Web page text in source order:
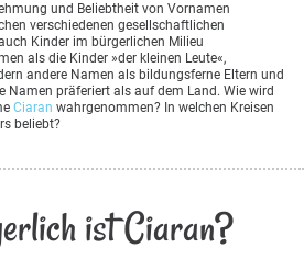
und Beliebtheit von Vornamen
verschiedenen gesellschaftlichen
Kinder im bürgerlichen Milieu
als die Kinder »der kleinen Leute«,
andere Namen als bildungsferne Eltern und
Namen präferiert als auf dem Land. Wie wird
Ciaran wahrgenommen? In welchen Kreisen
beliebt?
ist Ciaran?